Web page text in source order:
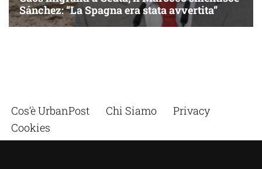
Cos’è UrbanPost Chi Siamo
Privacy
Cookies